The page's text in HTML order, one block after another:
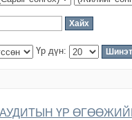
Үр дүн:
ҮР